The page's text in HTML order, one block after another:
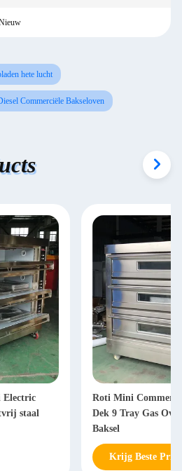
hete lucht
Commerciële Bakseloven
Electric
staal
Roti Mini
Dek 9 Tray Gas
Baksel
Krijg Beste Prijs